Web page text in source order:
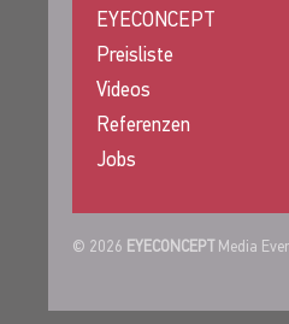
EYECONCEPT
Preisliste
Videos
Referenzen
Jobs
© 2026 EYECONCEPT Media